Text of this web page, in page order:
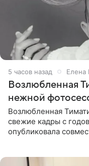
5 часов назад Елена
Возлюбленная
нежной
Возлюбленная
свежие кадры с
опубликовала